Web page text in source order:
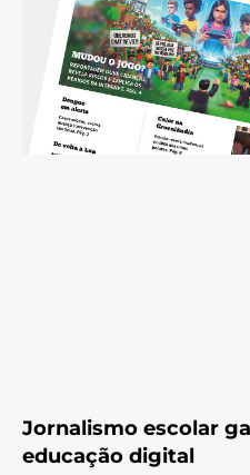
Jornalismo escolar
educação digital